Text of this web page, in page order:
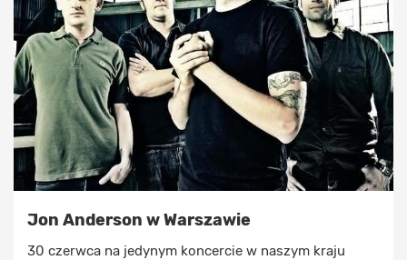
Jon Anderson w Warszawie
30 czerwca na jedynym koncercie w naszym kraju